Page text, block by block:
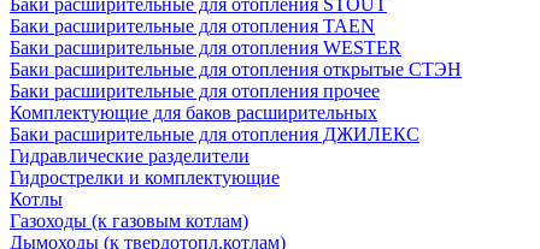
Баки расширительные для отопления STOUT
Баки расширительные для отопления TAEN
Баки расширительные для отопления WESTER
Баки расширительные для отопления открытые СТЭН
Баки расширительные для отопления прочее
Комплектующие для баков расширительных
Баки расширительные для отопления ДЖИЛЕКС
Гидравлические разделители
Гидрострелки и комплектующие
Котлы
Газоходы (к газовым котлам)
Дымоходы (к твердотопл.котлам)